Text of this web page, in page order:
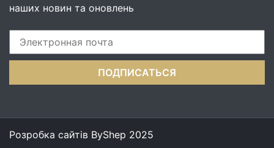
наших новин та оновлень
Розробка сайтів ByShep 2025